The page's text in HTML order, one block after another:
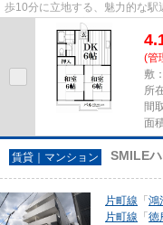
歩10分に立地する、魅力的な
なら、地域に密着した当社へ...
(管
敷
所
間
面
賃貸｜マンション SMILE
片町線 「 鴻
片町線 「 徳